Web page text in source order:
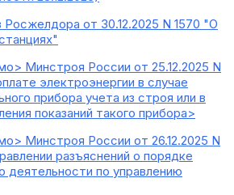
Росжелдора от 30.12.2025 N 1570 "О
Минстроя России от 25.12.2025 N
электроэнергии в случае
прибора учета из строя или в
показаний такого прибора>
Минстроя России от 26.12.2025 N
разъяснений о порядке
деятельности по управлению